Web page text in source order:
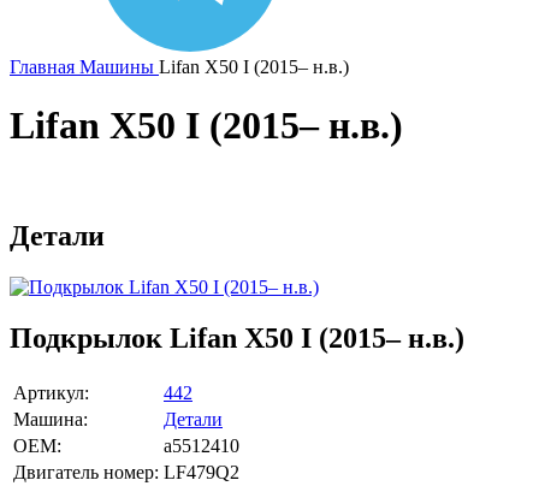
Главная Машины Lifan X50 I (2015– н.в.)
Lifan X50 I (2015– н.в.)
Детали
Подкрылок Lifan X50 I (2015– н.в.)
Артикул:
442
Машина:
Детали
OEM:
a5512410
Двигатель номер: LF479Q2